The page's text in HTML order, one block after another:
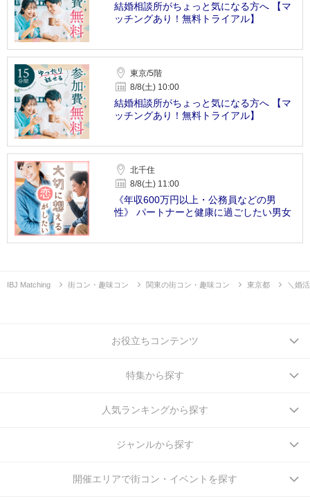
結婚相談所がちょっと気になる方へ 【マ
ッチングあり！無料トライアル】
東京/5階
8/8(土) 10:00
結婚相談所がちょっと気になる方へ 【マ
ッチングあり！無料トライアル】
北千住
8/8(土) 11:00
《年収600万円以上・公務員などの男
性》 パートナーと健康に過ごしたい男女
IBJ Matching 街コン・趣味コン 関東の街コン・趣味コン 東京都 ＼婚
お役立ちコンテンツ
特集から探す
人気ランキングから探す
ジャンルから探す
開催エリアで街コン・イベントを探す